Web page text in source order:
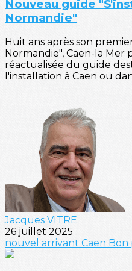
Nouveau guide
Normandie"
Huit ans après son
Normandie", Caen-la Mer
réactualisée du guide
l'installation à Caen ou
Jacques VITRE
26 juillet 2025
nouvel arrivant Caen Bon